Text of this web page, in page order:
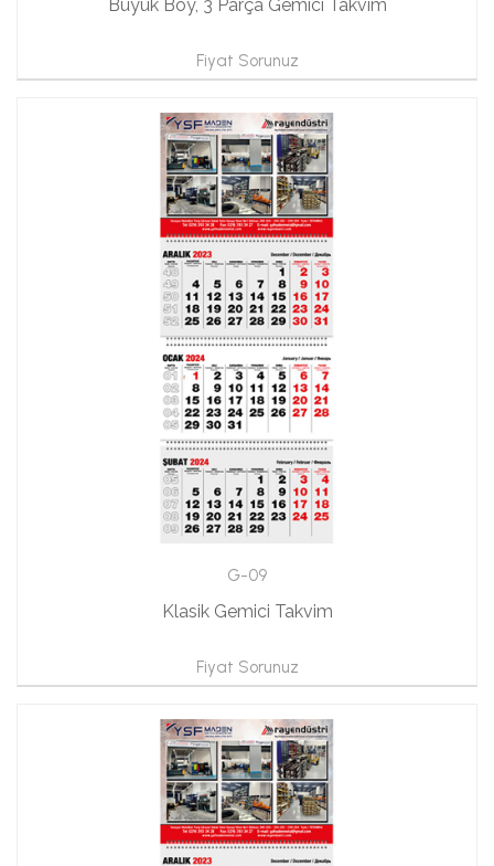
Büyük Boy, 3 Parça Gemici Takvim
Fiyat Sorunuz
G-09
Klasik Gemici Takvim
Fiyat Sorunuz